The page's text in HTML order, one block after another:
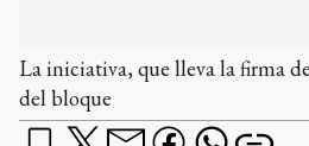
Cámara de Diputadosde
Buenos Airespresentó